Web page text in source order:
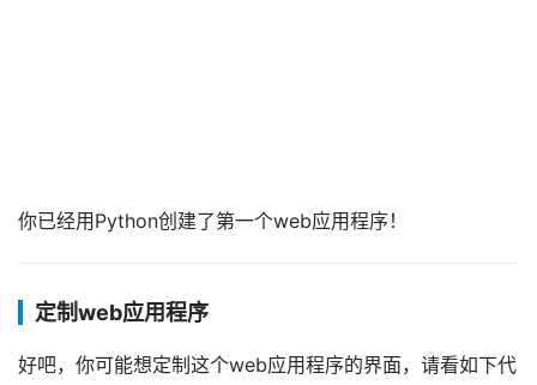
你已经用Python创建了第一个web应用程序！
定制web应用程序
好吧，你可能想定制这个web应用程序的界面，请看如下代